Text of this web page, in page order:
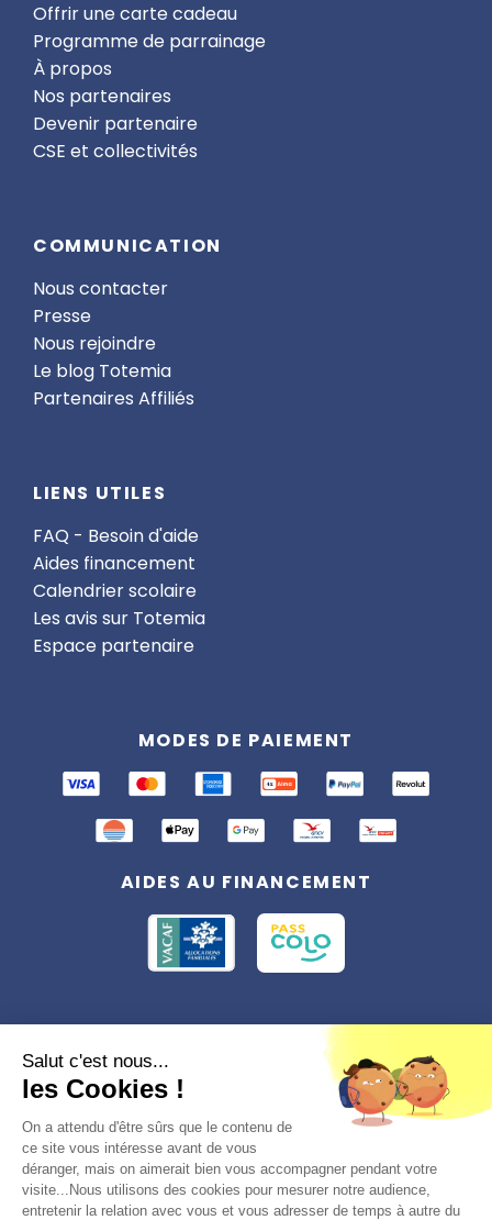
Offrir une carte cadeau
Programme de parrainage
À propos
Nos partenaires
Devenir partenaire
CSE et collectivités
COMMUNICATION
Nous contacter
Presse
Nous rejoindre
Le blog Totemia
Partenaires Affiliés
LIENS UTILES
FAQ - Besoin d'aide
Aides financement
Calendrier scolaire
Les avis sur Totemia
Espace partenaire
MODES DE PAIEMENT
AIDES AU FINANCEMENT
Conformément à la réglementation applicable en matière de données
personnelles, vous disposez d'un droit d'accès, de rectification et
d'effacement, du droit à la limitation du traitement des données vous
concernant. Vous pouvez consulter
notre politique de confidentialité
Préférences des cookies >
Salut c'est nous...
les Cookies !
On a attendu d'être sûrs que le contenu de
ce site vous intéresse avant de vous
déranger, mais on aimerait bien vous accompagner pendant votre
visite...Nous utilisons des cookies pour mesurer notre audience,
entretenir la relation avec vous et vous adresser de temps à autre du